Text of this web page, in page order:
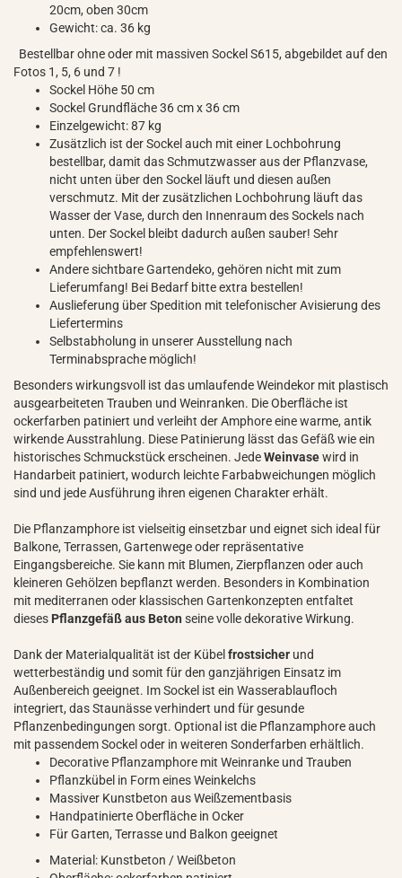
20cm, oben 30cm
Gewicht: ca. 36 kg
Bestellbar ohne oder mit massiven Sockel S615, abgebildet auf den
Fotos 1, 5, 6 und 7 !
Sockel Höhe 50 cm
Sockel Grundfläche 36 cm x 36 cm
Einzelgewicht: 87 kg
Zusätzlich ist der Sockel auch mit einer Lochbohrung
bestellbar, damit das Schmutzwasser aus der Pflanzvase,
nicht unten über den Sockel läuft und diesen außen
verschmutz. Mit der zusätzlichen Lochbohrung läuft das
Wasser der Vase, durch den Innenraum des Sockels nach
unten. Der Sockel bleibt dadurch außen sauber! Sehr
empfehlenswert!
Andere sichtbare Gartendeko, gehören nicht mit zum
Lieferumfang! Bei Bedarf bitte extra bestellen!
Auslieferung über Spedition mit telefonischer Avisierung des
Liefertermins
Selbstabholung in unserer Ausstellung nach
Terminabsprache möglich!
Besonders wirkungsvoll ist das umlaufende Weindekor mit plastisch
ausgearbeiteten Trauben und Weinranken. Die Oberfläche ist
ockerfarben patiniert und verleiht der Amphore eine warme, antik
wirkende Ausstrahlung. Diese Patinierung lässt das Gefäß wie ein
historisches Schmuckstück erscheinen. JedeWeinvasewird in
Handarbeit patiniert, wodurch leichte Farbabweichungen möglich
sind und jede Ausführung ihren eigenen Charakter erhält.
Die Pflanzamphore ist vielseitig einsetzbar und eignet sich ideal für
Balkone, Terrassen, Gartenwege oder repräsentative
Eingangsbereiche. Sie kann mit Blumen, Zierpflanzen oder auch
kleineren Gehölzen bepflanzt werden. Besonders in Kombination
mit mediterranen oder klassischen Gartenkonzepten entfaltet
dieses Pflanzgefäß aus Beton seine volle dekorative Wirkung.
Dank der Materialqualität ist der Kübel frostsicher und
wetterbeständig und somit für den ganzjährigen Einsatz im
Außenbereich geeignet. Im Sockel ist ein Wasserablaufloch
integriert, das Staunässe verhindert und für gesunde
Pflanzenbedingungen sorgt. Optional ist die Pflanzamphore auch
mit passendem Sockel oder in weiteren Sonderfarben erhältlich.
Decorative Pflanzamphore mit Weinranke und Trauben
Pflanzkübel in Form eines Weinkelchs
Massiver Kunstbeton aus Weißzementbasis
Handpatinierte Oberfläche in Ocker
Für Garten, Terrasse und Balkon geeignet
Material: Kunstbeton / Weißbeton